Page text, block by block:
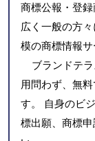
商標公報・登
広く一般の方
模の商標情報サ
ブランドテ
用問わず、無
す。 自身のビ
標出願、商標